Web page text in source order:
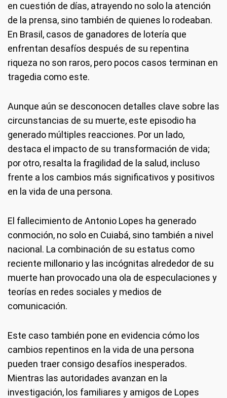
en cuestión de días, atrayendo no solo la atención
de la prensa, sino también de quienes lo rodeaban.
En Brasil, casos de ganadores de lotería que
enfrentan desafíos después de su repentina
riqueza no son raros, pero pocos casos terminan en
tragedia como este.
Aunque aún se desconocen detalles clave sobre las
circunstancias de su muerte, este episodio ha
generado múltiples reacciones. Por un lado,
destaca el impacto de su transformación de vida;
por otro, resalta la fragilidad de la salud, incluso
frente a los cambios más significativos y positivos
en la vida de una persona.
El fallecimiento de Antonio Lopes ha generado
conmoción, no solo en Cuiabá, sino también a nivel
nacional. La combinación de su estatus como
reciente millonario y las incógnitas alrededor de su
muerte han provocado una ola de especulaciones y
teorías en redes sociales y medios de
comunicación.
Este caso también pone en evidencia cómo los
cambios repentinos en la vida de una persona
pueden traer consigo desafíos inesperados.
Mientras las autoridades avanzan en la
investigación, los familiares y amigos de Lopes